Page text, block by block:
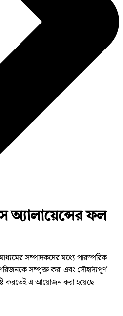
অ্যালায়েন্সের ফল
সম্পাদকদের মধ্যে পারস্পরিক
সম্পৃক্ত করা এবং সৌহার্দ্যপূর্ণ
করতেই এ আয়োজন করা হয়েছে।